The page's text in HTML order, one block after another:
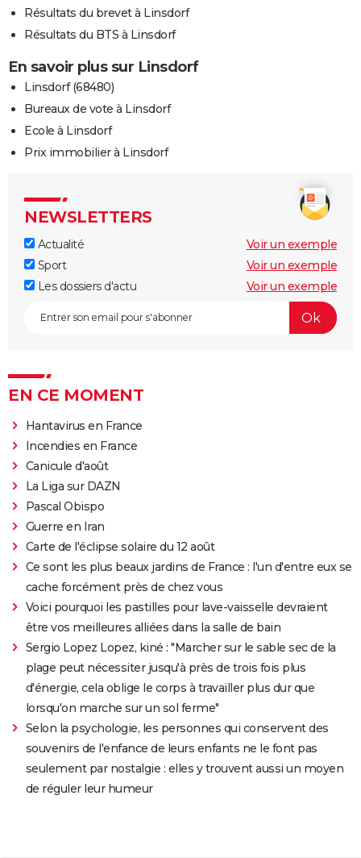
Résultats du brevet à Linsdorf
Résultats du BTS à Linsdorf
En savoir plus sur Linsdorf
Linsdorf (68480)
Bureaux de vote à Linsdorf
Ecole à Linsdorf
Prix immobilier à Linsdorf
NEWSLETTERS
Actualité
Voir un exemple
Sport
Voir un exemple
Les dossiers d'actu
Voir un exemple
EN CE MOMENT
Hantavirus en France
Incendies en France
Canicule d'août
La Liga sur DAZN
Pascal Obispo
Guerre en Iran
Carte de l'éclipse solaire du 12 août
Ce sont les plus beaux jardins de France : l'un d'entre eux se
cache forcément près de chez vous
Voici pourquoi les pastilles pour lave-vaisselle devraient
être vos meilleures alliées dans la salle de bain
Sergio Lopez Lopez, kiné : "Marcher sur le sable sec de la
plage peut nécessiter jusqu'à près de trois fois plus
d'énergie, cela oblige le corps à travailler plus dur que
lorsqu'on marche sur un sol ferme"
Selon la psychologie, les personnes qui conservent des
souvenirs de l'enfance de leurs enfants ne le font pas
seulement par nostalgie : elles y trouvent aussi un moyen
de réguler leur humeur